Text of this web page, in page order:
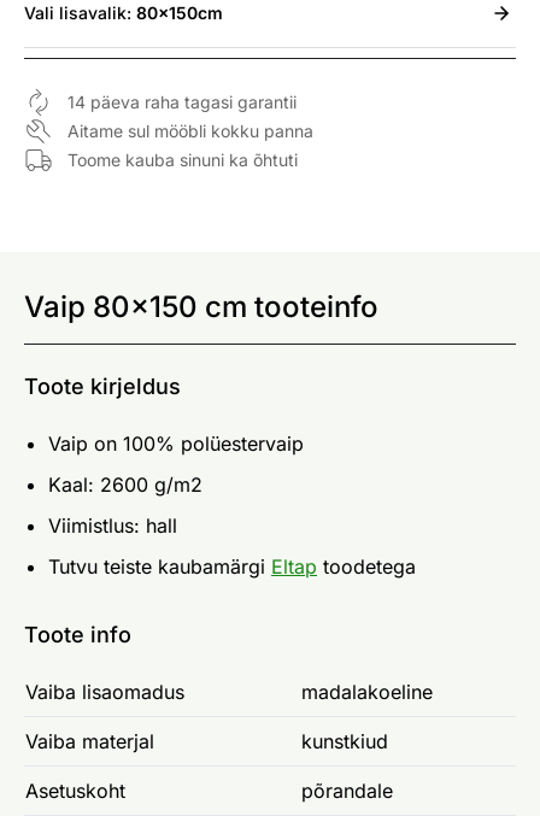
Vali lisavalik: 80x150cm
14 päeva raha tagasi garantii
Aitame sul mööbli kokku panna
Toome kauba sinuni ka õhtuti
Vaip 80x150 cm tooteinfo
Toote kirjeldus
Vaip on 100% polüestervaip
Kaal: 2600 g/m2
Viimistlus: hall
Tutvu teiste kaubamärgi Eltap toodetega
Toote info
Vaiba lisaomadus madalakoeline
Vaiba materjal kunstkiud
Asetuskoht põrandale